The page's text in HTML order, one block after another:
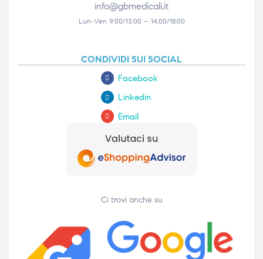
info@gbmedicali.it
Lun-Ven 9:00/13:00 – 14:00/18:00
CONDIVIDI SUI SOCIAL
Facebook
Linkedin
Email
Ci trovi anche su